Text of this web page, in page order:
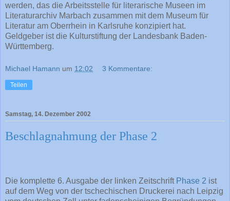
werden, das die Arbeitsstelle für literarische Museen im
Literaturarchiv Marbach zusammen mit dem Museum für
Literatur am Oberrhein in Karlsruhe konzipiert hat.
Geldgeber ist die Kulturstiftung der Landesbank Baden-
Württemberg.
Michael Hamann um 12:02 3 Kommentare:
Teilen
Samstag, 14. Dezember 2002
Beschlagnahmung der Phase 2
Die komplette 6. Ausgabe der linken Zeitschrift Phase 2 ist
auf dem Weg von der tschechischen Druckerei nach Leipzig